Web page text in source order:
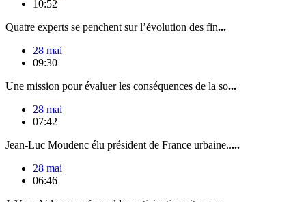
10:52
Quatre experts se penchent sur l’évolution des fin...
28 mai
09:30
Une mission pour évaluer les conséquences de la so...
28 mai
07:42
Jean-Luc Moudenc élu président de France urbaine.....
28 mai
06:46